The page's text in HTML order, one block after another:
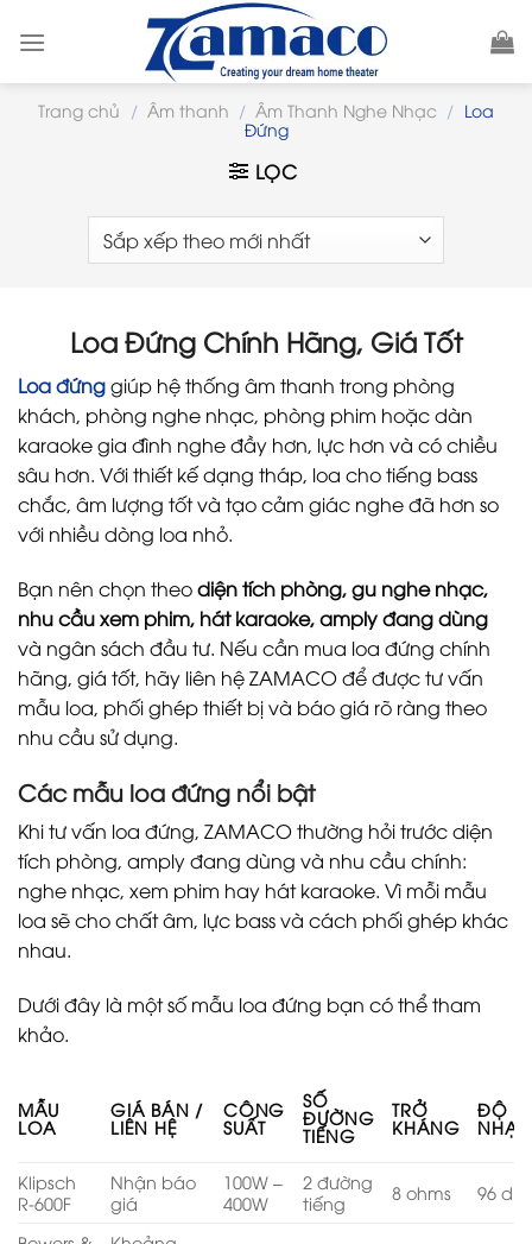
Trang chủ / Âm thanh / Âm Thanh Nghe Nhạc / Loa
Đứng
LỌC
Loa Đứng Chính Hãng, Giá Tốt
Loa đứnggiúp hệ thống âm thanh trong phòng
khách, phòng nghe nhạc, phòng phim hoặc dàn
karaoke gia đình nghe đầy hơn, lực hơn và có chiều
sâu hơn. Với thiết kế dạng tháp, loa cho tiếng bass
chắc, âm lượng tốt và tạo cảm giác nghe đã hơn so
với nhiều dòng loa nhỏ.
Bạn nên chọn theodiện tích phòng, gu nghe nhạc,
nhu cầu xem phim, hát karaoke, amply đang dùng
và ngân sách đầu tư. Nếu cần mua loa đứng chính
hãng, giá tốt, hãy liên hệ ZAMACO để được tư vấn
mẫu loa, phối ghép thiết bị và báo giá rõ ràng theo
nhu cầu sử dụng.
Các mẫu loa đứng nổi bật
Khi tư vấn loa đứng, ZAMACO thường hỏi trước diện
tích phòng, amply đang dùng và nhu cầu chính:
nghe nhạc, xem phim hay hát karaoke. Vì mỗi mẫu
loa sẽ cho chất âm, lực bass và cách phối ghép khác
nhau.
Dưới đây là một số mẫu loa đứng bạn có thể tham
khảo.
MẪU
LOA
GIÁ BÁN /
LIÊN HỆ
CÔNG
SUẤT
SỐ
ĐƯỜNG
TIẾNG
TRỞ
KHÁNG
ĐỘ
NHẠY
Klipsch
R-600F
Nhận báo
giá
100W –
400W
2 đường
tiếng
8 ohms 96 dB